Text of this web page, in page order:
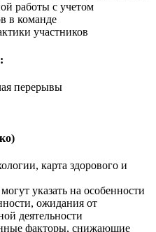
работы с учетом
в команде
участников
перерывы
карта здорового и
указать на особенности
ожидания от
деятельности
факторы, снижающие